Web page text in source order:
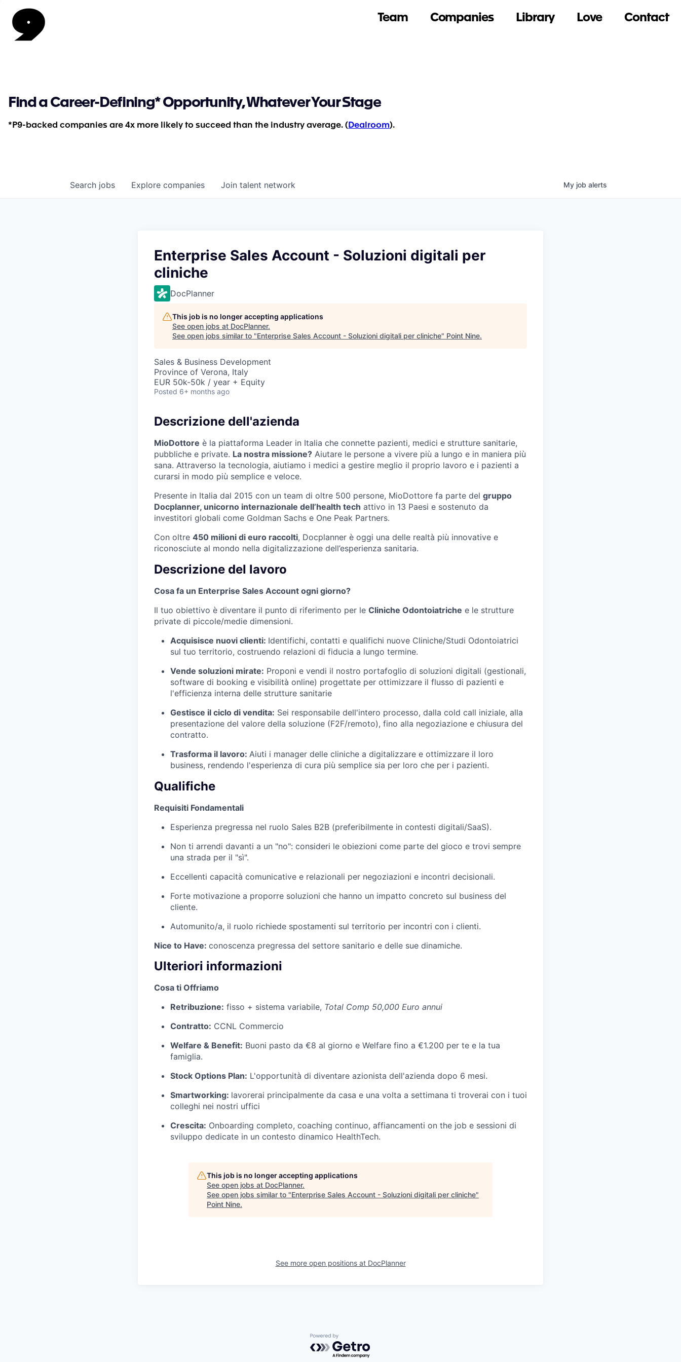
Team Companies Library Love Contact
Find a Career-Defining* Opportunity, Whatever Your Stage
*P9-backed companies are 4x more likely to succeed than the industry average. ( Dealroom).
Search jobs Explore companies Join talent network My job alerts
Enterprise Sales Account - Soluzioni digitali per
cliniche
DocPlanner
This job is no longer accepting applications
See open jobs at DocPlanner.
See open jobs similar to "Enterprise Sales Account - Soluzioni digitali per cliniche" Point Nine.
Sales & Business Development
Province of Verona, Italy
EUR 50k-50k / year + Equity
Posted 6+ months ago
Descrizione dell'azienda
MioDottore è la piattaforma Leader in Italia che connette pazienti, medici e strutture sanitarie,
pubbliche e private. La nostra missione? Aiutare le persone a vivere più a lungo e in maniera più
sana. Attraverso la tecnologia, aiutiamo i medici a gestire meglio il proprio lavoro e i pazienti a
curarsi in modo più semplice e veloce.
Presente in Italia dal 2015 con un team di oltre 500 persone, MioDottore fa parte del gruppo
Docplanner, unicorno internazionale dell’health tech attivo in 13 Paesi e sostenuto da
investitori globali come Goldman Sachs e One Peak Partners.
Con oltre 450 milioni di euro raccolti, Docplanner è oggi una delle realtà più innovative e
riconosciute al mondo nella digitalizzazione dell’esperienza sanitaria.
Descrizione del lavoro
Cosa fa un Enterprise Sales Account ogni giorno?
Il tuo obiettivo è diventare il punto di riferimento per le Cliniche Odontoiatriche e le strutture
private di piccole/medie dimensioni.
Acquisisce nuovi clienti: Identifichi, contatti e qualifichi nuove Cliniche/Studi Odontoiatrici
sul tuo territorio, costruendo relazioni di fiducia a lungo termine.
Vende soluzioni mirate: Proponi e vendi il nostro portafoglio di soluzioni digitali (gestionali,
software di booking e visibilità online) progettate per ottimizzare il flusso di pazienti e
l'efficienza interna delle strutture sanitarie
Gestisce il ciclo di vendita: Sei responsabile dell'intero processo, dalla cold call iniziale, alla
presentazione del valore della soluzione (F2F/remoto), fino alla negoziazione e chiusura del
contratto.
Trasforma il lavoro: Aiuti i manager delle cliniche a digitalizzare e ottimizzare il loro
business, rendendo l'esperienza di cura più semplice sia per loro che per i pazienti.
Qualifiche
Requisiti Fondamentali
Esperienza pregressa nel ruolo Sales B2B (preferibilmente in contesti digitali/SaaS).
Non ti arrendi davanti a un "no": consideri le obiezioni come parte del gioco e trovi sempre
una strada per il "sì".
Eccellenti capacità comunicative e relazionali per negoziazioni e incontri decisionali.
Forte motivazione a proporre soluzioni che hanno un impatto concreto sul business del
cliente.
Automunito/a, il ruolo richiede spostamenti sul territorio per incontri con i clienti.
Nice to Have: conoscenza pregressa del settore sanitario e delle sue dinamiche.
Ulteriori informazioni
Cosa ti Offriamo
Retribuzione: fisso + sistema variabile, Total Comp 50,000 Euro annui
Contratto: CCNL Commercio
Welfare & Benefit: Buoni pasto da €8 al giorno e Welfare fino a €1.200 per te e la tua
famiglia.
Stock Options Plan: L'opportunità di diventare azionista dell'azienda dopo 6 mesi.
Smartworking: lavorerai principalmente da casa e una volta a settimana ti troverai con i tuoi
colleghi nei nostri uffici
Crescita: Onboarding completo, coaching continuo, affiancamenti on the job e sessioni di
sviluppo dedicate in un contesto dinamico HealthTech.
This job is no longer accepting applications
See open jobs at DocPlanner.
See open jobs similar to "Enterprise Sales Account - Soluzioni digitali per cliniche"
Point Nine.
See more open positions at DocPlanner
Powered by Getro.com